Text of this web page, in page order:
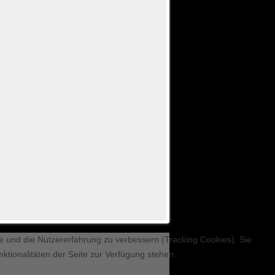
die Nutzererfahrung zu verbessern (Tracking Cookies). Sie
der Seite zur Verfügung stehen.